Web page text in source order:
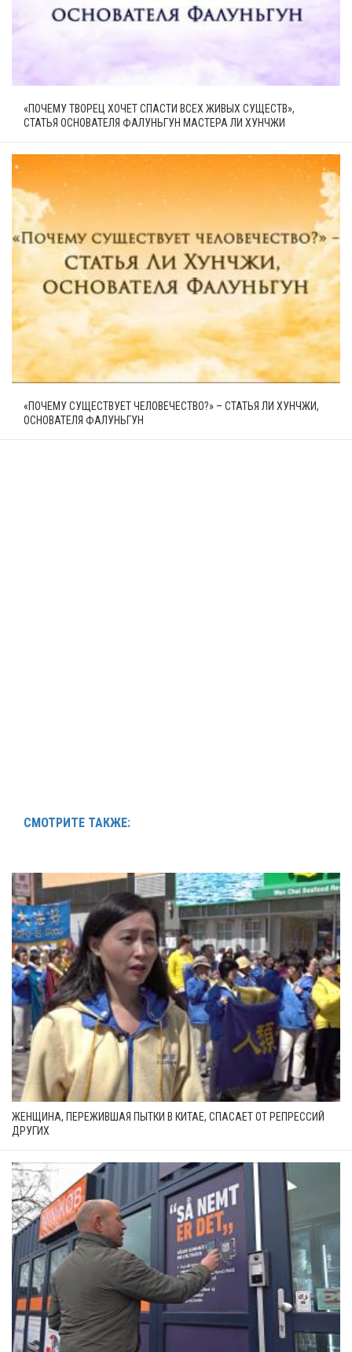
«ПОЧЕМУ ТВОРЕЦ ХОЧЕТ СПАСТИ ВСЕХ ЖИВЫХ СУЩЕСТВ»,
СТАТЬЯ ОСНОВАТЕЛЯ ФАЛУНЬГУН МАСТЕРА ЛИ ХУНЧЖИ
«ПОЧЕМУ СУЩЕСТВУЕТ ЧЕЛОВЕЧЕСТВО?» – СТАТЬЯ ЛИ ХУНЧЖИ,
ОСНОВАТЕЛЯ ФАЛУНЬГУН
СМОТРИТЕ ТАКЖЕ:
ЖЕНЩИНА, ПЕРЕЖИВШАЯ ПЫТКИ В КИТАЕ, СПАСАЕТ ОТ РЕПРЕССИЙ
ДРУГИХ